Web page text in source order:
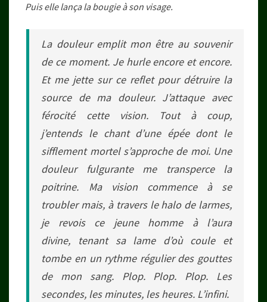
Puis elle lança la bougie à son visage.
La douleur emplit mon être au souvenir
de ce moment. Je hurle encore et encore.
Et me jette sur ce reflet pour détruire la
source de ma douleur. J’attaque avec
férocité cette vision. Tout à coup,
j’entends le chant d’une épée dont le
sifflement mortel s’approche de moi. Une
douleur fulgurante me transperce la
poitrine. Ma vision commence à se
troubler mais, à travers le halo de larmes,
je revois ce jeune homme à l’aura
divine, tenant sa lame d’où coule et
tombe en un rythme régulier des gouttes
de mon sang. Plop. Plop. Plop. Les
secondes, les minutes, les heures. L’infini.